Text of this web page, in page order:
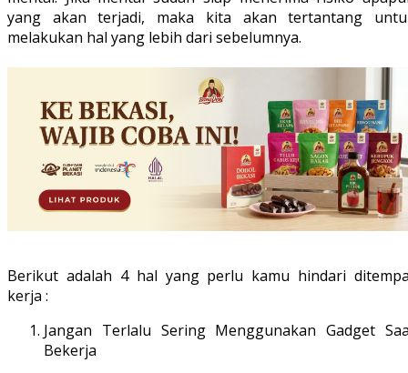
yang akan terjadi, maka kita akan tertantang
melakukan hal yang lebih dari sebelumnya.
Berikut adalah 4 hal yang perlu kamu hindari
kerja :
Jangan Terlalu Sering Menggunakan Gadget
Bekerja